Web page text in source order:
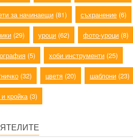
за начинаещи (81) съхранение (6)
(29) уроци (62) фото-уроци (8)
(5) хоби инструменти (25)
(32) цветя (20) шаблони (23)
кройка (3)